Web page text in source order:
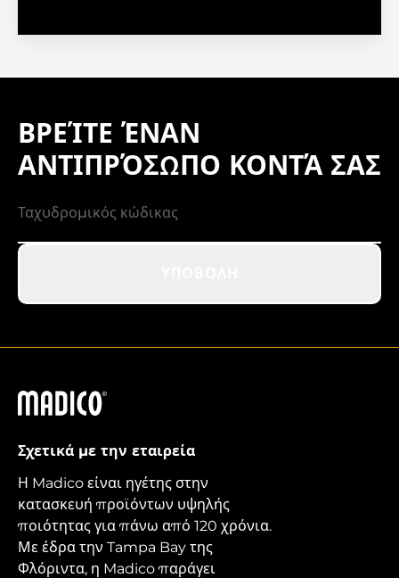
ΒΡΕΊΤΕ ΈΝΑΝ
ΑΝΤΙΠΡΌΣΩΠΟ ΚΟΝΤΆ ΣΑΣ
Madico
Σχετικά με την εταιρεία
Η Madico είναι ηγέτης στην
κατασκευή προϊόντων υψηλής
ποιότητας για πάνω από 120 χρόνια.
Με έδρα την Tampa Bay της
Φλόριντα, η Madico παράγει